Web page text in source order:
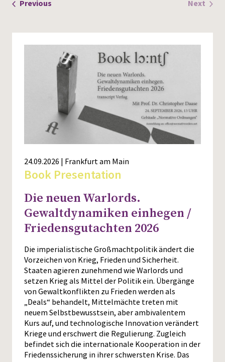
Previous
Next
24.09.2026 | Frankfurt am Main
Book Presentation
Die neuen Warlords.
Gewaltdynamiken einhegen /
Friedensgutachten 2026
Die imperialistische Großmachtpolitik ändert die
Vorzeichen von Krieg, Frieden und Sicherheit.
Staaten agieren zunehmend wie Warlords und
setzen Krieg als Mittel der Politik ein. Übergänge
von Gewaltkonflikten zu Frieden werden als
„Deals“ behandelt, Mittelmächte treten mit
neuem Selbstbewusstsein, aber ambivalentem
Kurs auf, und technologische Innovation verändert
Kriege und erschwert die Regulierung. Zugleich
befindet sich die internationale Kooperation in der
Friedenssicherung in ihrer schwersten Krise. Das